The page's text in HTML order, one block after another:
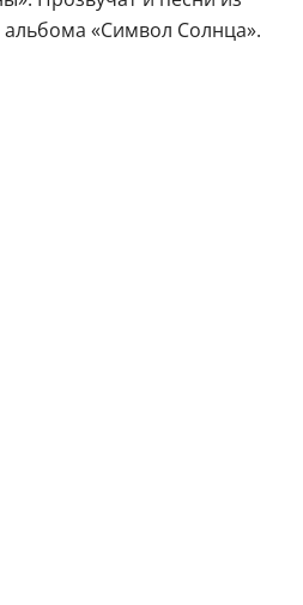
«Символ Солнца».